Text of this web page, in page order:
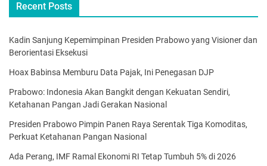
Recent Posts
Kadin Sanjung Kepemimpinan Presiden Prabowo yang Visioner dan
Berorientasi Eksekusi
Hoax Babinsa Memburu Data Pajak, Ini Penegasan DJP
Prabowo: Indonesia Akan Bangkit dengan Kekuatan Sendiri,
Ketahanan Pangan Jadi Gerakan Nasional
Presiden Prabowo Pimpin Panen Raya Serentak Tiga Komoditas,
Perkuat Ketahanan Pangan Nasional
Ada Perang, IMF Ramal Ekonomi RI Tetap Tumbuh 5% di 2026